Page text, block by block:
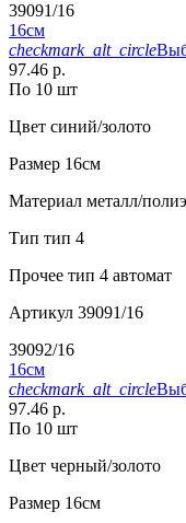
39091/16
16см
checkmark_alt_circle
97.46 р.
По 10 шт
Цвет синий/золото
Размер 16см
Материал металл/
Тип тип 4
Прочее тип 4 автомат
Артикул 39091/16
39092/16
16см
checkmark_alt_circle
97.46 р.
По 10 шт
Цвет черный/золото
Размер 16см